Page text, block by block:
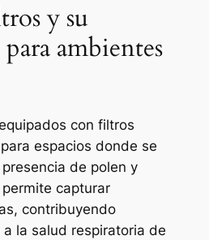
y su
ambientes
con filtros
espacios donde se
de polen y
capturar
contribuyendo
la salud respiratoria de